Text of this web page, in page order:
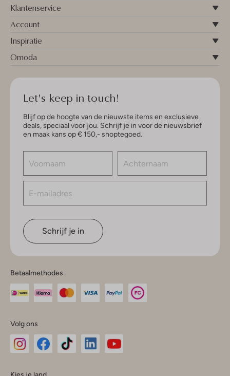
Klantenservice
Account
Inspiratie
Omoda
Let's keep in touch!
Blijf op de hoogte van de nieuwste items en exclusieve
deals, speciaal voor jou. Schrijf je in voor de nieuwsbrief
en maak kans op € 150,- shoptegoed.
Schrijf je in
Betaalmethodes
Volg ons